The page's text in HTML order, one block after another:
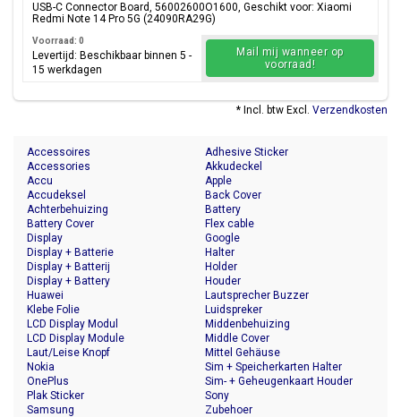
USB-C Connector Board, 56002600O1600, Geschikt voor: Xiaomi
Redmi Note 14 Pro 5G (24090RA29G)
Voorraad: 0
Levertijd: Beschikbaar binnen 5 -
15 werkdagen
Mail mij wanneer op
voorraad!
* Incl. btw Excl. Verzendkosten
Accessoires
Accessories
Accu
Accudeksel
Achterbehuizing
Adhesive Sticker
Akkudeckel
Apple
Back Cover
Battery
Battery Cover
Display
Display + Batterie
Display + Batterij
Display + Battery
Flex cable
Google
Halter
Holder
Houder
Huawei
Klebe Folie
LCD Display Modul
LCD Display Module
Laut/Leise Knopf
Lautsprecher Buzzer
Luidspreker
Middenbehuizing
Middle Cover
Mittel Gehäuse
Nokia
OnePlus
Plak Sticker
Samsung
Sim + Speicherkarten Halter
Sim- + Geheugenkaart Houder
Sony
Zubehoer